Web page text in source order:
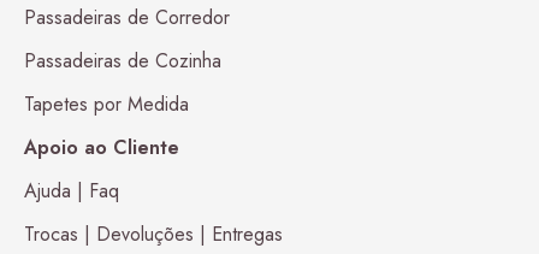
Passadeiras de Corredor
Passadeiras de Cozinha
Tapetes por Medida
Apoio ao Cliente
Ajuda | Faq
Trocas | Devoluções | Entregas